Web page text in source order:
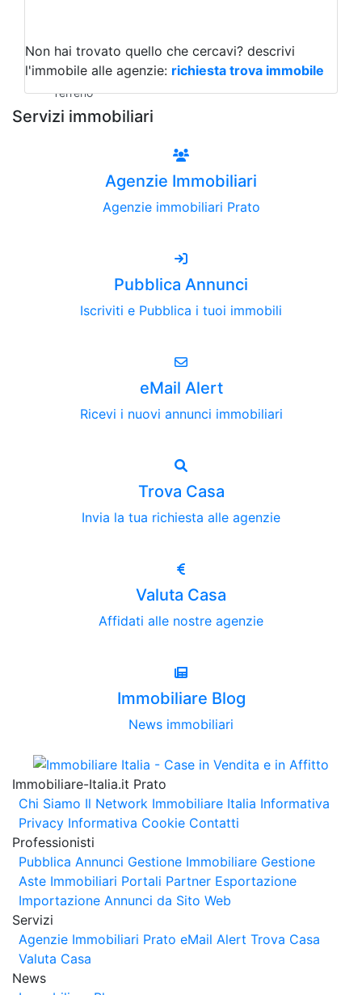
Qualsiasi
Terreno edificabile
Terreno
Non hai trovato quello che cercavi? descrivi
l'immobile alle agenzie: richiesta trova immobile
Servizi immobiliari
Agenzie Immobiliari
Agenzie immobiliari Prato
Pubblica Annunci
Iscriviti e Pubblica i tuoi immobili
eMail Alert
Ricevi i nuovi annunci immobiliari
Trova Casa
Invia la tua richiesta alle agenzie
Valuta Casa
Affidati alle nostre agenzie
Immobiliare Blog
News immobiliari
Immobiliare-Italia.it Prato
Chi Siamo Il Network Immobiliare Italia Informativa
Privacy Informativa Cookie Contatti
Professionisti
Pubblica Annunci Gestione Immobiliare Gestione
Aste Immobiliari Portali Partner Esportazione
Importazione Annunci da Sito Web
Servizi
Agenzie Immobiliari Prato eMail Alert Trova Casa
Valuta Casa
News